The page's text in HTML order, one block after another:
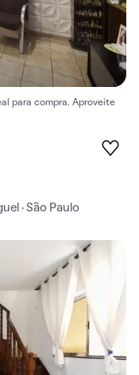
para compra. Aproveite
· São Paulo